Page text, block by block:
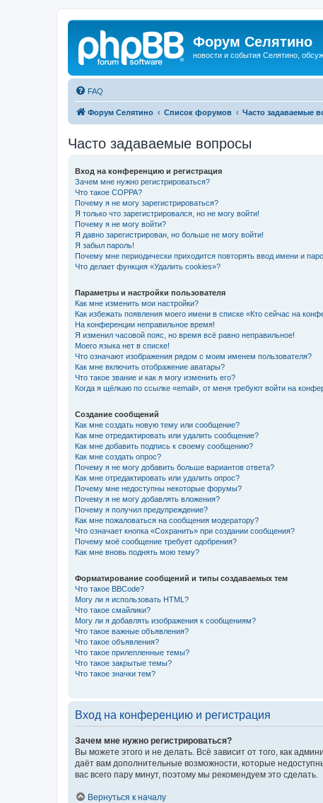
Форум Селятино
новости и события Селятино,
FAQ
Форум Селятино Список форумов Часто задаваемые
Часто задаваемые вопросы
Вход на конференцию и регистрация
Зачем мне нужно регистрироваться?
Что такое COPPA?
Почему я не могу зарегистрироваться?
Я только что зарегистрировался, но не могу войти!
Почему я не могу войти?
Я давно зарегистрирован, но больше не могу войти!
Я забыл пароль!
Почему мне периодически приходится повторять ввод имени и
Что делает функция «Удалить cookies»?
Параметры и настройки пользователя
Как мне изменить мои настройки?
Как избежать появления моего имени в списке «Кто сейчас на
На конференции неправильное время!
Я изменил часовой пояс, но время всё равно неправильное!
Моего языка нет в списке!
Что означают изображения рядом с моим именем пользователя?
Как мне включить отображение аватары?
Что такое звание и как я могу изменить его?
Когда я щёлкаю по ссылке «email», от меня требуют войти на
Создание сообщений
Как мне создать новую тему или сообщение?
Как мне отредактировать или удалить сообщение?
Как мне добавить подпись к своему сообщению?
Как мне создать опрос?
Почему я не могу добавить больше вариантов ответа?
Как мне отредактировать или удалить опрос?
Почему мне недоступны некоторые форумы?
Почему я не могу добавлять вложения?
Почему я получил предупреждение?
Как мне пожаловаться на сообщения модератору?
Что означает кнопка «Сохранить» при создании сообщения?
Почему моё сообщение требует одобрения?
Как мне вновь поднять мою тему?
Форматирование сообщений и типы создаваемых тем
Что такое BBCode?
Могу ли я использовать HTML?
Что такое смайлики?
Могу ли я добавлять изображения к сообщениям?
Что такое важные объявления?
Что такое объявления?
Что такое прилепленные темы?
Что такое закрытые темы?
Что такое значки тем?
Вход на конференцию и регистрация
Зачем мне нужно регистрироваться?
Вы можете этого и не делать. Всё зависит от того, как
даёт вам дополнительные возможности, которые
вас всего пару минут, поэтому мы рекомендуем это сделать.
Вернуться к началу